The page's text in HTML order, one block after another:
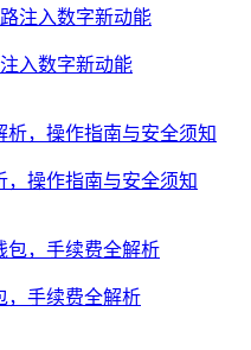
入数字新动能
，操作指南与安全须知
，手续费全解析